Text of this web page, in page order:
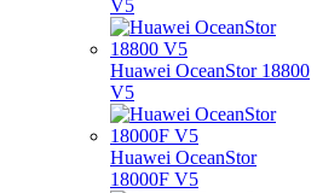
V5
Huawei OceanStor 18800
V5
Huawei OceanStor
18000F V5